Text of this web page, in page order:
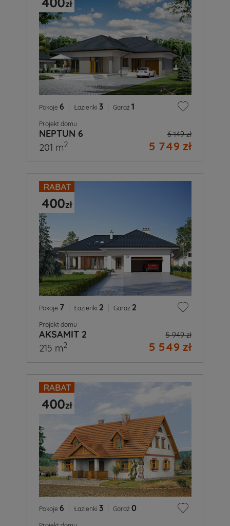
Pokoje 6 Łazienki 3 Garaż 1
Projekt domu
NEPTUN 6 6 149 zł
5 749 zł
201 m2
Pokoje 7 Łazienki 2 Garaż 2
Projekt domu
AKSAMIT 2 5 949 zł
5 549 zł
215 m2
Pokoje 6 Łazienki 3 Garaż 0